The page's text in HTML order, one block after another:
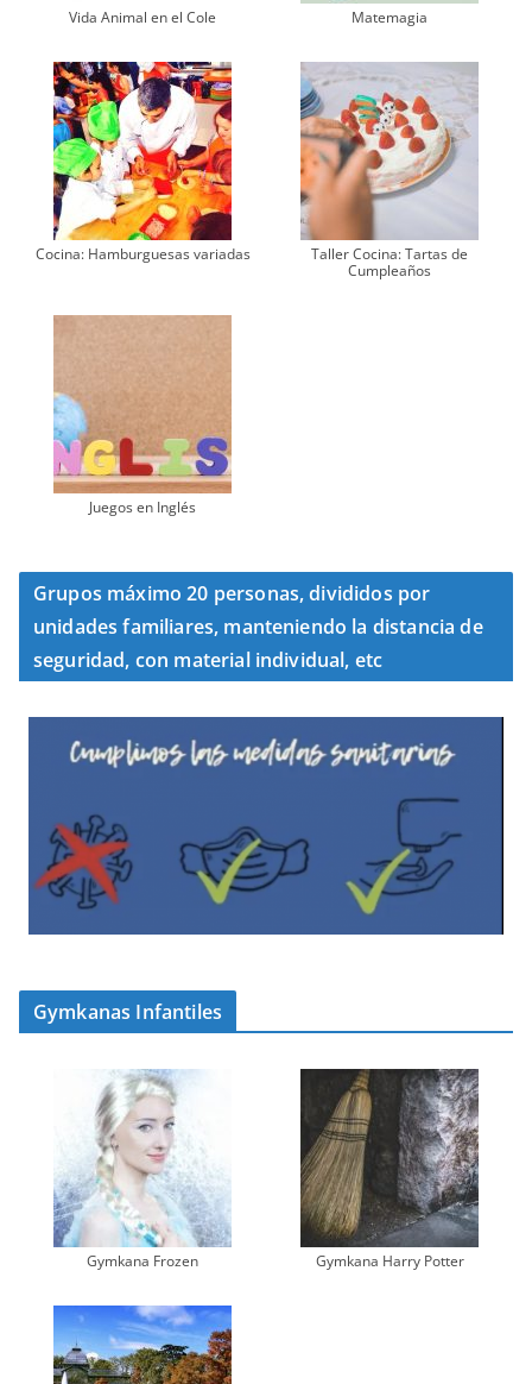
Vida Animal en el Cole Matemagia
Cocina: Hamburguesas variadas
Taller Cocina: Tartas de
Cumpleaños
Juegos en Inglés
Grupos máximo 20 personas, divididos por
unidades familiares, manteniendo la distancia de
seguridad, con material individual, etc
Gymkanas Infantiles
Gymkana Frozen Gymkana Harry Potter